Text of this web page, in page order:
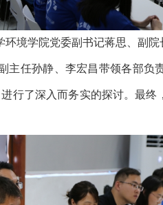
境学院党委副书记蒋思、副
主任孙静、李宏昌带领各部
行了深入而务实的探讨。最